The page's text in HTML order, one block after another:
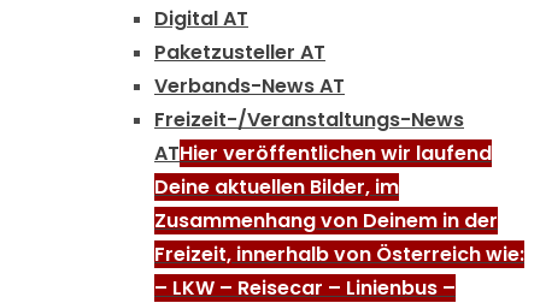
Digital AT
Paketzusteller AT
Verbands-News AT
Freizeit-/Veranstaltungs-News
ATHier veröffentlichen wir laufend
Deine aktuellen Bilder, im
Zusammenhang von Deinem in der
Freizeit, innerhalb von Österreich wie:
– LKW – Reisecar – Linienbus –